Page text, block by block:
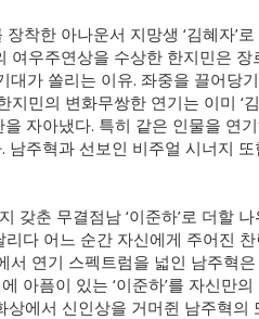
착한 아나운서 지망생 ‘김혜자’
여우주연상을 수상한 한지민은
대가 쏠리는 이유. 좌중을 끌어당
민의 변화무쌍한 연기는 이미 ‘
을 자아냈다. 특히 같은 인물을 연
남주혁과 선보인 비주얼 시너지
갖춘 무결점남 ‘이준하’로 더할
리다 어느 순간 자신에게 주어진
서 연기 스펙트럼을 넓인 남주혁
아픔이 있는 ‘이준하’를 자신만
에서 신인상을 거머쥔 남주혁의